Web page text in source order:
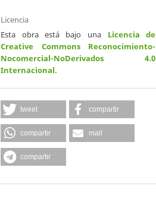
Licencia
Esta obra está bajo una Licencia de
Creative Commons Reconocimiento-
Nocomercial-NoDerivados 4.0
Internacional.
tweet compartir
compartir mail
compartir